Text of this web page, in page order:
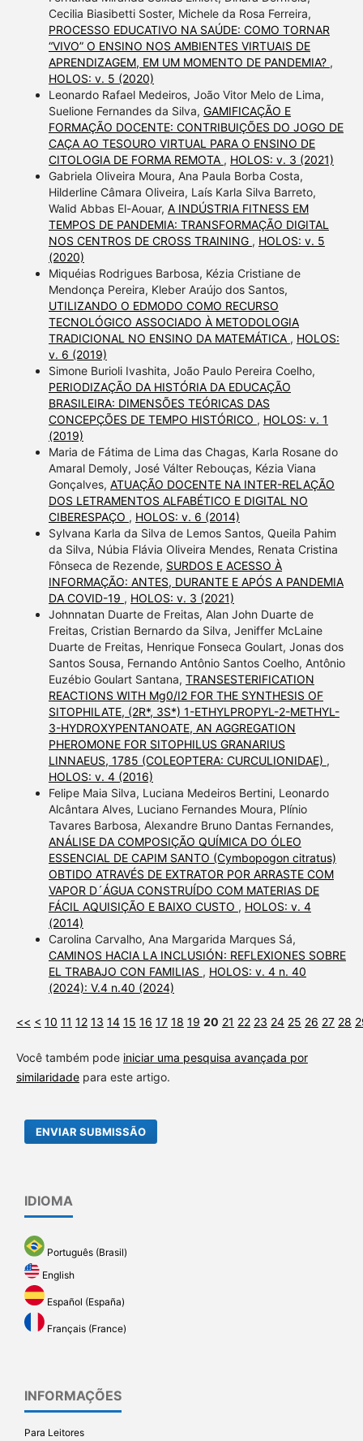
Cecilia Biasibetti Soster, Michele da Rosa Ferreira,
PROCESSO EDUCATIVO NA SAÚDE: COMO TORNAR
“VIVO” O ENSINO NOS AMBIENTES VIRTUAIS DE
APRENDIZAGEM, EM UM MOMENTO DE PANDEMIA? ,
HOLOS: v. 5 (2020)
Leonardo Rafael Medeiros, João Vitor Melo de Lima,
Suelione Fernandes da Silva, GAMIFICAÇÃO E
FORMAÇÃO DOCENTE: CONTRIBUIÇÕES DO JOGO DE
CAÇA AO TESOURO VIRTUAL PARA O ENSINO DE
CITOLOGIA DE FORMA REMOTA , HOLOS: v. 3 (2021)
Gabriela Oliveira Moura, Ana Paula Borba Costa,
Hilderline Câmara Oliveira, Laís Karla Silva Barreto,
Walid Abbas El-Aouar, A INDÚSTRIA FITNESS EM
TEMPOS DE PANDEMIA: TRANSFORMAÇÃO DIGITAL
NOS CENTROS DE CROSS TRAINING , HOLOS: v. 5
(2020)
Miquéias Rodrigues Barbosa, Kézia Cristiane de
Mendonça Pereira, Kleber Araújo dos Santos,
UTILIZANDO O EDMODO COMO RECURSO
TECNOLÓGICO ASSOCIADO À METODOLOGIA
TRADICIONAL NO ENSINO DA MATEMÁTICA , HOLOS:
v. 6 (2019)
Simone Burioli Ivashita, João Paulo Pereira Coelho,
PERIODIZAÇÃO DA HISTÓRIA DA EDUCAÇÃO
BRASILEIRA: DIMENSÕES TEÓRICAS DAS
CONCEPÇÕES DE TEMPO HISTÓRICO , HOLOS: v. 1
(2019)
Maria de Fátima de Lima das Chagas, Karla Rosane do
Amaral Demoly, José Válter Rebouças, Kézia Viana
Gonçalves, ATUAÇÃO DOCENTE NA INTER-RELAÇÃO
DOS LETRAMENTOS ALFABÉTICO E DIGITAL NO
CIBERESPAÇO , HOLOS: v. 6 (2014)
Sylvana Karla da Silva de Lemos Santos, Queila Pahim
da Silva, Núbia Flávia Oliveira Mendes, Renata Cristina
Fônseca de Rezende, SURDOS E ACESSO À
INFORMAÇÃO: ANTES, DURANTE E APÓS A PANDEMIA
DA COVID-19 , HOLOS: v. 3 (2021)
Johnnatan Duarte de Freitas, Alan John Duarte de
Freitas, Cristian Bernardo da Silva, Jeniffer McLaine
Duarte de Freitas, Henrique Fonseca Goulart, Jonas dos
Santos Sousa, Fernando Antônio Santos Coelho, Antônio
Euzébio Goulart Santana, TRANSESTERIFICATION
REACTIONS WITH Mg0/I2 FOR THE SYNTHESIS OF
SITOPHILATE, (2R*, 3S*) 1-ETHYLPROPYL-2-METHYL-
3-HYDROXYPENTANOATE, AN AGGREGATION
PHEROMONE FOR SITOPHILUS GRANARIUS
LINNAEUS, 1785 (COLEOPTERA: CURCULIONIDAE) ,
HOLOS: v. 4 (2016)
Felipe Maia Silva, Luciana Medeiros Bertini, Leonardo
Alcântara Alves, Luciano Fernandes Moura, Plínio
Tavares Barbosa, Alexandre Bruno Dantas Fernandes,
ANÁLISE DA COMPOSIÇÃO QUÍMICA DO ÓLEO
ESSENCIAL DE CAPIM SANTO (Cymbopogon citratus)
OBTIDO ATRAVÉS DE EXTRATOR POR ARRASTE COM
VAPOR D´ÁGUA CONSTRUÍDO COM MATERIAS DE
FÁCIL AQUISIÇÃO E BAIXO CUSTO , HOLOS: v. 4
(2014)
Carolina Carvalho, Ana Margarida Marques Sá,
CAMINOS HACIA LA INCLUSIÓN: REFLEXIONES SOBRE
EL TRABAJO CON FAMILIAS , HOLOS: v. 4 n. 40
(2024): V.4 n.40 (2024)
<< < 10 11 12 13 14 15 16 17 18 19 20 21 22 23 24 25 26 27 28
Você também pode iniciar uma pesquisa avançada por
similaridadepara este artigo.
ENVIAR SUBMISSÃO
IDIOMA
Português (Brasil)
English
Español (España)
Français (France)
INFORMAÇÕES
Para Leitores